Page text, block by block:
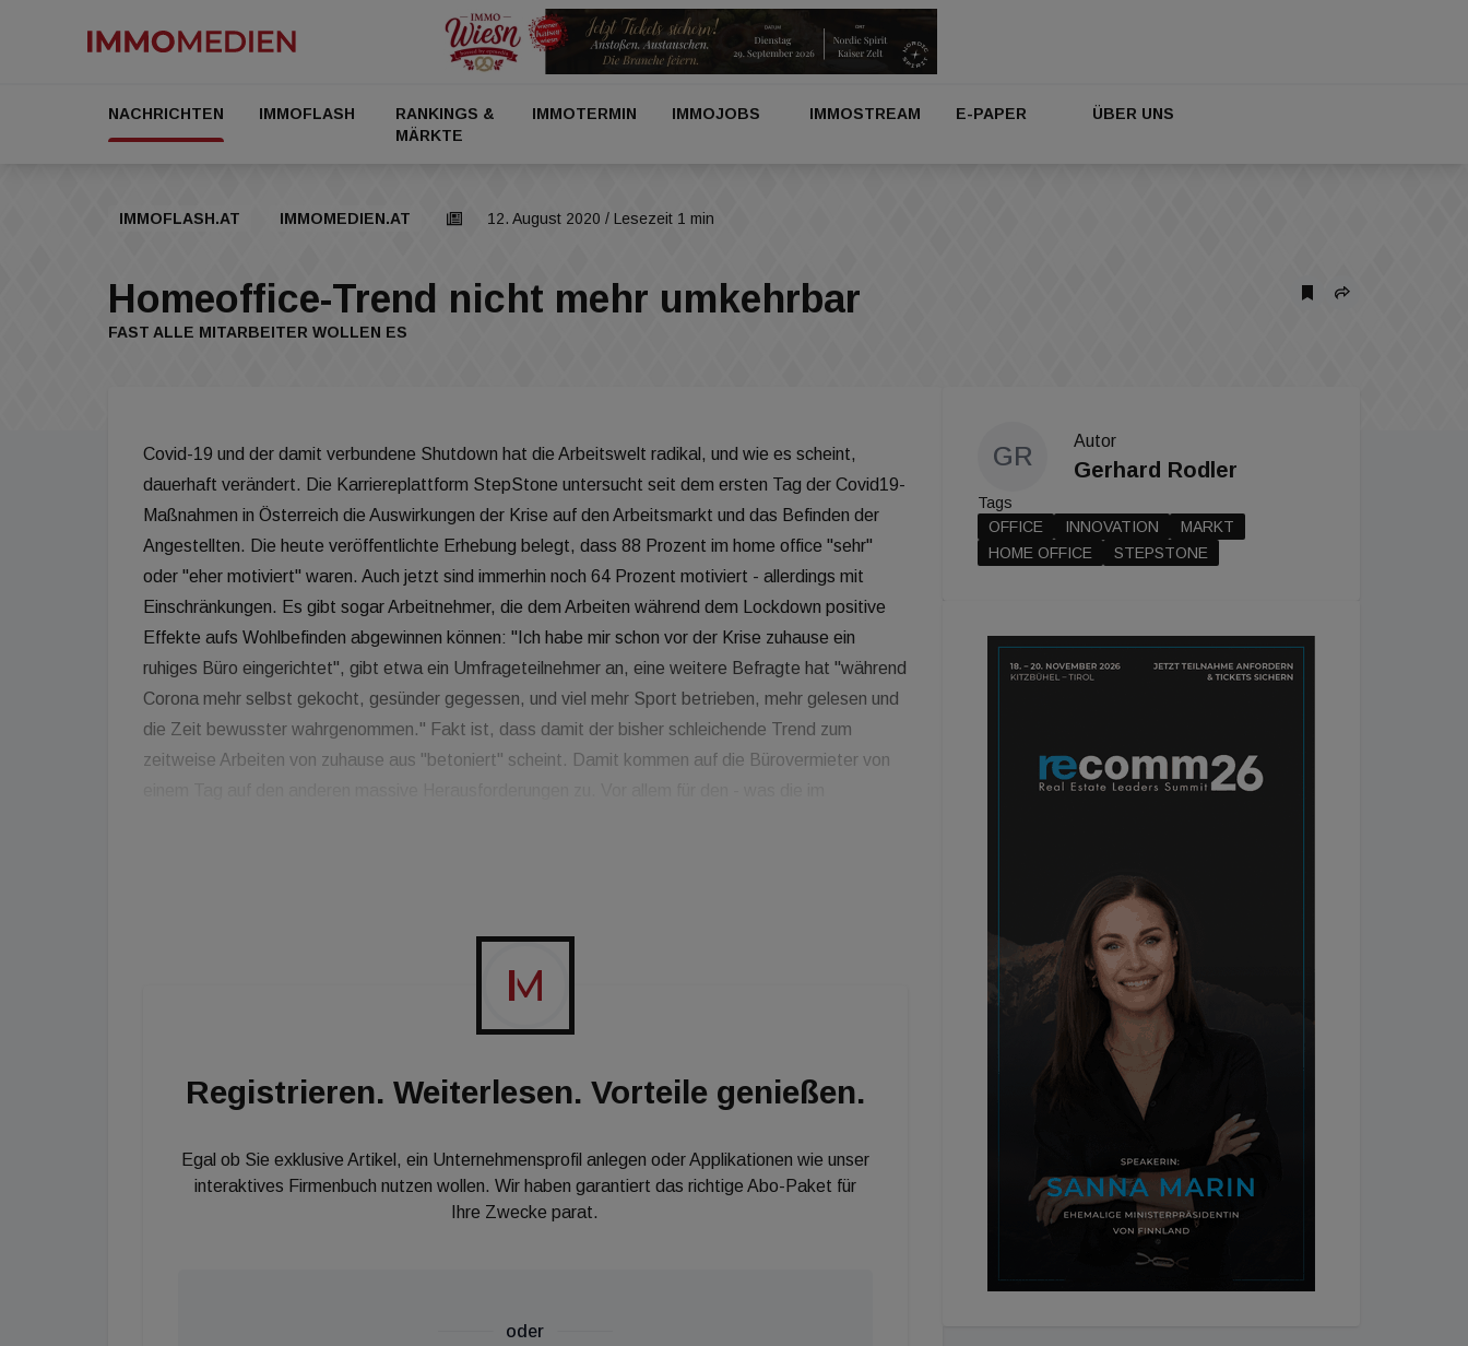
NACHRICHTEN IMMOFLASH
RANKINGS &
MÄRKTE
IMMOTERMIN IMMOJOBS IMMOSTREAM E-PAPER ÜBER UNS
IMMOFLASH.AT IMMOMEDIEN.AT 12. August 2020 / Lesezeit 1 min
Homeoffice-Trend nicht mehr umkehrbar
FAST ALLE MITARBEITER WOLLEN ES
Covid-19 und der damit verbundene Shutdown hat die Arbeitswelt radikal, und wie es scheint,
dauerhaft verändert. Die Karriereplattform StepStone untersucht seit dem ersten Tag der Covid19-
Maßnahmen in Österreich die Auswirkungen der Krise auf den Arbeitsmarkt und das Befinden der
Angestellten. Die heute veröffentlichte Erhebung belegt, dass 88 Prozent im home office "sehr"
oder "eher motiviert" waren. Auch jetzt sind immerhin noch 64 Prozent motiviert - allerdings mit
Einschränkungen. Es gibt sogar Arbeitnehmer, die dem Arbeiten während dem Lockdown positive
Effekte aufs Wohlbefinden abgewinnen können: "Ich habe mir schon vor der Krise zuhause ein
ruhiges Büro eingerichtet", gibt etwa ein Umfrageteilnehmer an, eine weitere Befragte hat "während
Corona mehr selbst gekocht, gesünder gegessen, und viel mehr Sport betrieben, mehr gelesen und
die Zeit bewusster wahrgenommen." Fakt ist, dass damit der bisher schleichende Trend zum
zeitweise Arbeiten von zuhause aus "betoniert" scheint. Damit kommen auf die Bürovermieter von
Absehbar wird, dass viele Arbeitnehmer künftig die Möglichkeit erhalten, einen Teil ihrer Arbeitszeit
von zuhause aus zu arbeiten und einen Pflichtteil jedenfalls auch am Firmensitz. Damit wird der
Bedarf an Meeting- und Kommunikationsflächen steigen. Unterm Strich könnte das letztlich sogar
dafür sorgen, dass pro Mitarbeiter zumindest nicht weniger, wenn nicht sogar etwas mehr an
Registrieren. Weiterlesen. Vorteile genießen.
Egal ob Sie exklusive Artikel, ein Unternehmensprofil anlegen oder Applikationen wie unser
interaktives Firmenbuch nutzen wollen. Wir haben garantiert das richtige Abo-Paket für
Ihre Zwecke parat.
oder
GR
Autor
Gerhard Rodler
Tags
OFFICE
INNOVATION
MARKT
HOME OFFICE
STEPSTONE